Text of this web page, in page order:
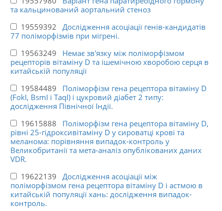
та кальцинований аортальний стеноз
19559392 Дослідження асоціації генів-кандидатів
77 поліморфізмів при мігрені.
19563249 Немає зв'язку між поліморфізмом
рецепторів вітаміну D та ішемічною хворобою серця в
китайській популяції
19584489 Поліморфізм гена рецептора вітаміну D
(FokI, BsmI і TaqI) і цукровий діабет 2 типу:
дослідження Північної Індії.
19615888 Поліморфізм гена рецептора вітаміну D,
рівні 25-гідроксивітаміну D у сироватці крові та
меланома: порівняння випадок-контроль у
Великобританії та мета-аналіз опублікованих даних
VDR.
19622139 Дослідження асоціації між
поліморфізмом гена рецептора вітаміну D і астмою в
китайській популяції хань: дослідження випадок-
контроль.